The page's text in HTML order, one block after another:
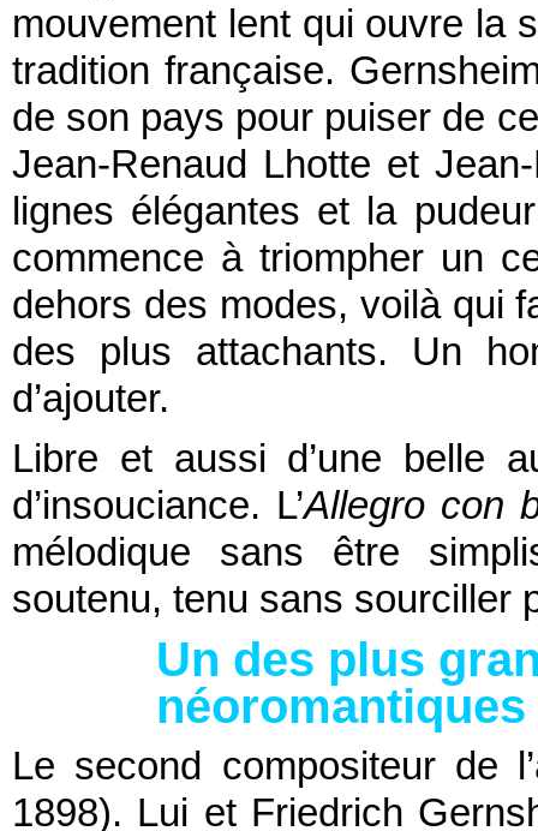
mouvement lent qui ouvre la
tradition française.
de son pays pour puiser de
Jean-Renaud Lhotte et
lignes élégantes et la
commence à triompher un
dehors des modes, voilà qui
des plus attachants. Un
d’ajouter.
Libre et aussi d’une belle
d’insouciance. L’Allegro con
mélodique sans être
soutenu, tenu sans sourciller
Un des plus
néoromantiques
Le second compositeur de
1898). Lui et Friedrich